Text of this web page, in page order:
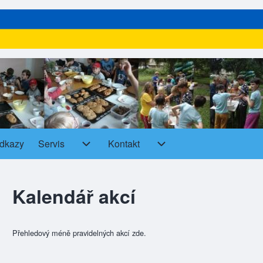
Servis Kontakt
Kalendář akcí
Přehledový méně pravidelných akcí zde.